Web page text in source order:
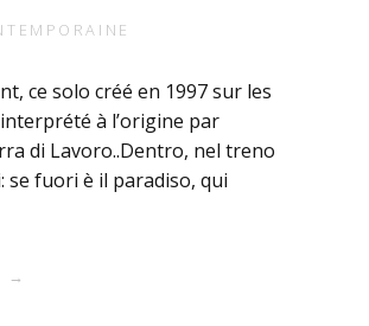
ce solo créé en 1997 sur les
à l’origine par
di Lavoro..Dentro, nel treno
fuori è il paradiso, qui
→